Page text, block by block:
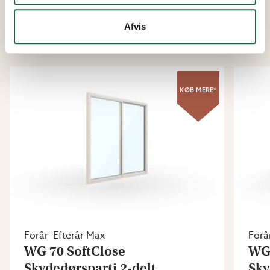
Afvis
KØB MERE*
Forår–Efterår Max
WG 70 SoftClose